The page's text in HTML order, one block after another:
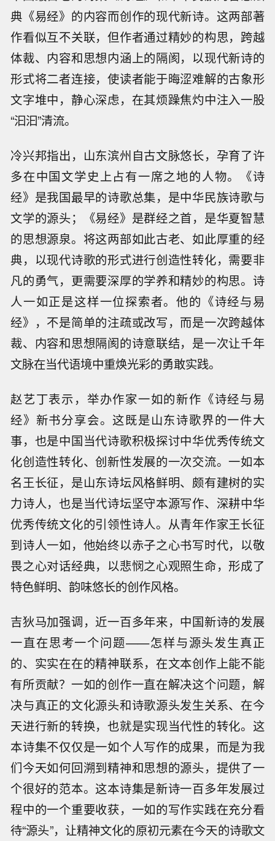
典《易经》的内容而创作的现代新诗。这两部著
作看似互不关联，但作者通过精妙的构思，跨越
体裁、内容和思想内涵上的隔阂，以现代新诗的
形式将二者连接，使读者能于晦涩难解的古象形
文字堆中，静心深虑，在其烦躁焦灼中注入一股
“汩汩”清流。
冷兴邦指出，山东滨州自古文脉悠长，孕育了许
多在中国文学史上占有一席之地的人物。《诗
经》是我国最早的诗歌总集，是中华民族诗歌与
文学的源头；《易经》是群经之首，是华夏智慧
的思想源泉。将这两部如此古老、如此厚重的经
典，以现代诗歌的形式进行创造性转化，需要非
凡的勇气，更需要深厚的学养和精妙的构思。诗
人一如正是这样一位探索者。他的《诗经与易
经》，不是简单的注疏或改写，而是一次跨越体
裁、内容和思想隔阂的诗意联结，是一次让千年
文脉在当代语境中重焕光彩的勇敢实践。
赵艺丁表示，举办作家一如的新作《诗经与易
经》新书分享会。这既是山东诗歌界的一件大
事，也是中国当代诗歌积极探讨中华优秀传统文
化创造性转化、创新性发展的一次交流。一如本
名王长征，是山东诗坛风格鲜明、颇有建树的实
力诗人，也是当代诗坛坚守本源写作、深耕中华
优秀传统文化的引领性诗人。从青年作家王长征
到诗人一如，他始终以赤子之心书写时代，以敬
畏之心对话经典，以悲悯之心观照生命，形成了
特色鲜明、韵味悠长的创作风格。
吉狄马加强调，近一百多年来，中国新诗的发展
一直在思考一个问题——怎样与源头发生真正
的、实实在在的精神联系，在文本创作上能不能
有所贡献？一如的创作一直在解决这个问题，解
决与真正的文化源头和诗歌源头发生关系、在今
天进行新的转换，也就是实现当代性的转化。这
本诗集不仅仅是一如个人写作的成果，而是为我
们今天如何回溯到精神和思想的源头，提供了一
个很好的范本。这本诗集是新诗一百多年发展过
程中的一个重要收获，一如的写作实践在充分看
待“源头”，让精神文化的原初元素在今天的诗歌文